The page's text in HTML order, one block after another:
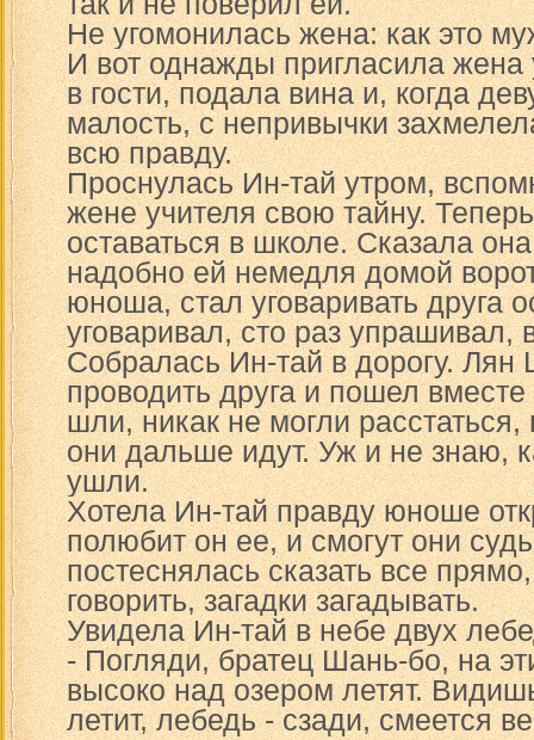
Не угомонилась жена: как это
И вот однажды пригласила
в гости, подала вина и, когда
малость, с непривычки
всю правду.
Проснулась Ин-тай утром,
жене учителя свою тайну.
оставаться в школе. Сказала
надобно ей немедля домой
юноша, стал уговаривать друга
уговаривал, сто раз упрашивал,
Собралась Ин-тай в дорогу.
проводить друга и пошел
шли, никак не могли
они дальше идут. Уж и не знаю,
ушли.
Хотела Ин-тай правду юноше
полюбит он ее, и смогут они
постеснялась сказать все
говорить, загадки загадывать.
Увидела Ин-тай в небе двух
- Погляди, братец Шань-бо, на
высоко над озером летят.
летит, лебедь - сзади, смеется